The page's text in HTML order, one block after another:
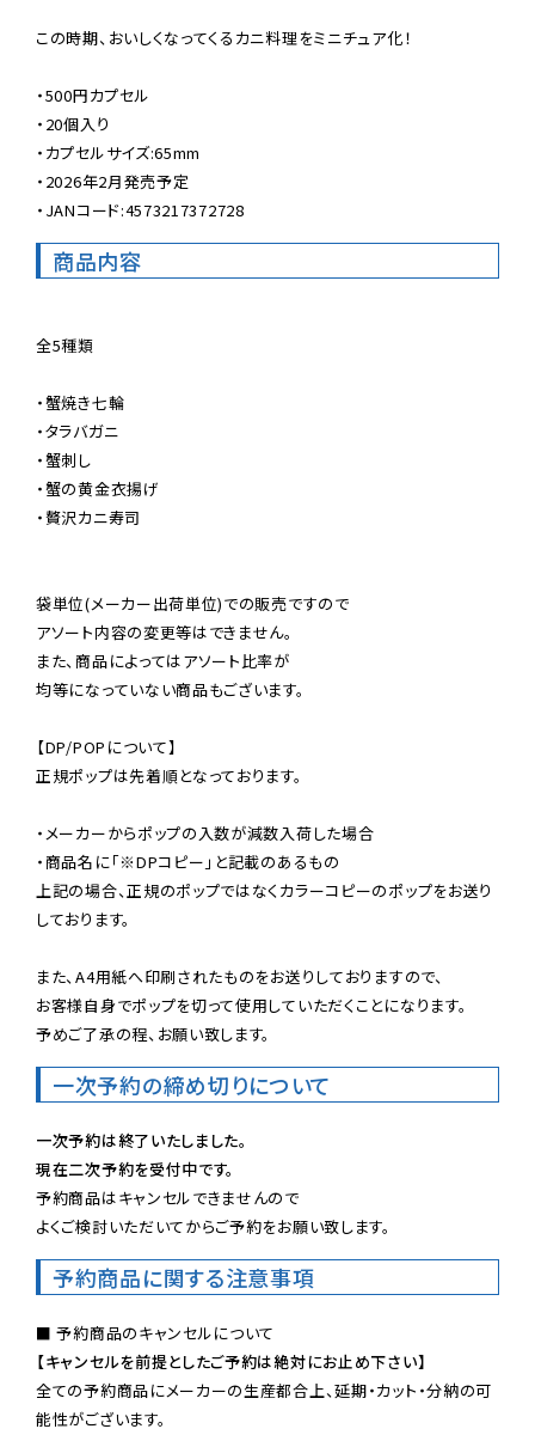
この時期、おいしくなってくるカニ料理をミニチュア化！
・500円カプセル
・20個入り
・カプセルサイズ:65mm
・2026年2月発売予定
・JANコード:4573217372728
商品内容
全5種類
・蟹焼き七輪
・タラバガニ
・蟹刺し
・蟹の黄金衣揚げ
・贅沢カニ寿司
袋単位(メーカー出荷単位)での販売ですので
アソート内容の変更等はできません。
また、商品によってはアソート比率が
均等になっていない商品もございます。
【DP/POPについて】
正規ポップは先着順となっております。
・メーカーからポップの入数が減数入荷した場合
・商品名に「※DPコピー」と記載のあるもの
上記の場合、正規のポップではなくカラーコピーのポップをお送り
しております。
また、A4用紙へ印刷されたものをお送りしておりますので、
お客様自身でポップを切って使用していただくことになります。
予めご了承の程、お願い致します。
一次予約の締め切りについて
一次予約は終了いたしました。
現在二次予約を受付中です。
予約商品はキャンセルできませんので
よくご検討いただいてからご予約をお願い致します。
予約商品に関する注意事項
【キャンセルを前提としたご予約は絶対にお止め下さい】
全ての予約商品にメーカーの生産都合上、延期・カット・分納の可
能性がございます。